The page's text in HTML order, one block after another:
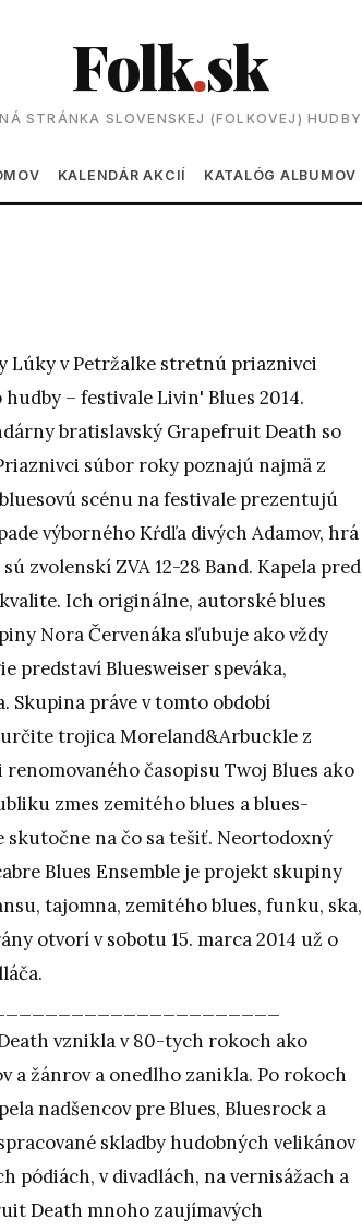
Folk.sk
STRÁNKA SLOVENSKEJ (FOLKOVEJ) HUDBY
navigation
KALENDÁR AKCIÍ KATALÓG ALBUMOV
Lúky v Petržalke stretnú priaznivci
– festivale Livin' Blues 2014.
bratislavský Grapefruit Death so
súbor roky poznajú najmä z
scénu na festivale prezentujú
výborného Kŕdľa divých Adamov, hrá
zvolenskí ZVA 12-28 Band. Kapela pred
Ich originálne, autorské blues
Nora Červenáka sľubuje ako vždy
predstaví Bluesweiser speváka,
Skupina práve v tomto období
trojica Moreland&Arbuckle z
časopisu Twoj Blues ako
zmes zemitého blues a blues-
na čo sa tešiť. Neortodoxný
Blues Ensemble je projekt skupiny
tajomna, zemitého blues, funku, ska,
otvorí v sobotu 15. marca 2014 už o
vznikla v 80-tych rokoch ako
žánrov a onedlho zanikla. Po rokoch
nadšencov pre Blues, Bluesrock a
skladby hudobných velikánov
pódiách, v divadlách, na vernisážach a
Death mnoho zaujímavých